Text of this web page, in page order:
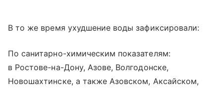
В то же время ухудшение воды зафиксировали:
По санитарно-химическим показателям:
в Ростове-на-Дону, Азове, Волгодонске,
Новошахтинске, а также Азовском, Аксайском,